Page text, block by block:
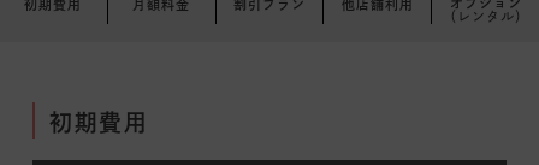
初期費用 月額料金 割引プラン 他店舗利用
オプション
（レンタル）
初期費用